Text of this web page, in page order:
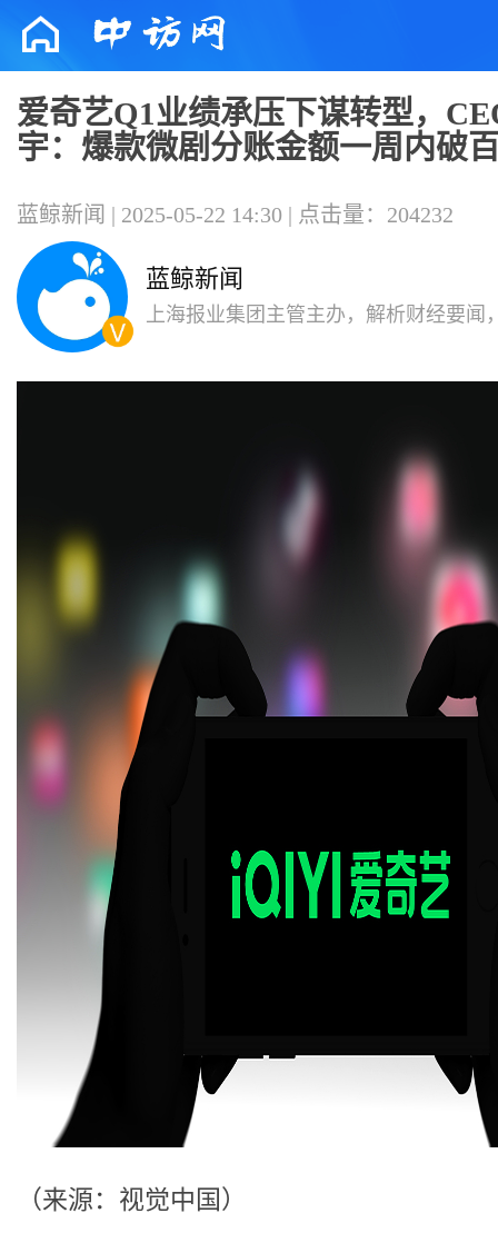
爱奇艺Q1业绩承压下谋转型，
宇：爆款微剧分账金额一周内破
蓝鲸新闻 | 2025-05-22 14:30 | 点击量：204232
蓝鲸新闻
上海报业集团主管主办，解析财经要闻
（来源：视觉中国）